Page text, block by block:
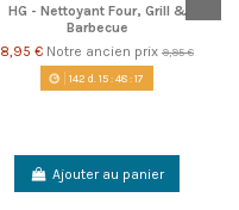
HG - Nettoyant Four, Grill &
Barbecue
8,95 € Notre ancien prix 9,95 €
142 d. 15:48:17
Ajouter au panier